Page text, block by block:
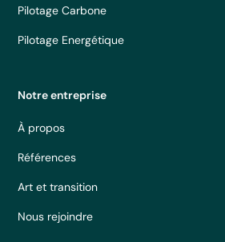
Pilotage Carbone
Pilotage Energétique
Notre entreprise
À propos
Références
Art et transition
Nous rejoindre